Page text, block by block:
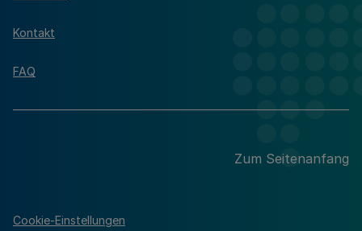
Kontakt
FAQ
Zum Seitenanfang
Cookie-Einstellungen